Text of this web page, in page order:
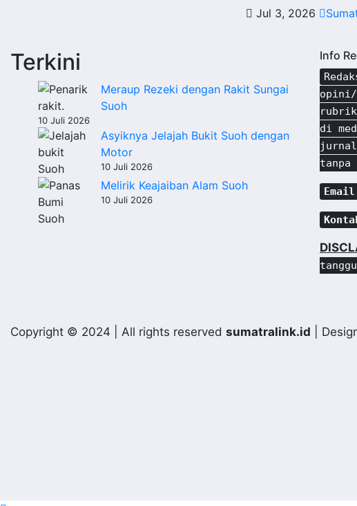
Jul 3, 2026
Terkini
Meraup Rezeki dengan Rakit Sungai
Suoh
10 Juli 2026
Asyiknya Jelajah Bukit Suoh dengan
Motor
10 Juli 2026
Melirik Keajaiban Alam Suoh
10 Juli 2026
Info
opini/
di
tanpa
Copyright © 2024 | All rights reserved sumatralink.id |